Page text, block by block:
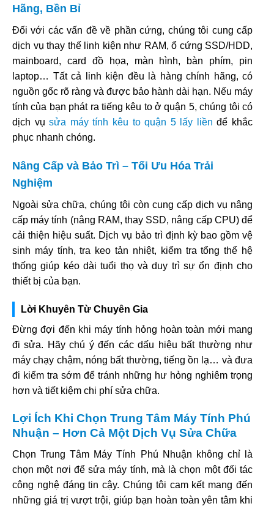
Hãng, Bền Bỉ
Đối với các vấn đề về phần cứng, chúng tôi cung cấp
dịch vụ thay thế linh kiện như RAM, ổ cứng SSD/HDD,
mainboard, card đồ họa, màn hình, bàn phím, pin
laptop… Tất cả linh kiện đều là hàng chính hãng, có
nguồn gốc rõ ràng và được bảo hành dài hạn. Nếu máy
tính của bạn phát ra tiếng kêu to ở quận 5, chúng tôi có
dịch vụsửa máy tính kêu to quận 5 lấy liền để khắc
phục nhanh chóng.
Nâng Cấp và Bảo Trì – Tối Ưu Hóa Trải
Nghiệm
Ngoài sửa chữa, chúng tôi còn cung cấp dịch vụ nâng
cấp máy tính (nâng RAM, thay SSD, nâng cấp CPU) để
cải thiện hiệu suất. Dịch vụ bảo trì định kỳ bao gồm vệ
sinh máy tính, tra keo tản nhiệt, kiểm tra tổng thể hệ
thống giúp kéo dài tuổi thọ và duy trì sự ổn định cho
thiết bị của bạn.
Lời Khuyên Từ Chuyên Gia
Đừng đợi đến khi máy tính hỏng hoàn toàn mới mang
đi sửa. Hãy chú ý đến các dấu hiệu bất thường như
máy chạy chậm, nóng bất thường, tiếng ồn lạ… và đưa
đi kiểm tra sớm để tránh những hư hỏng nghiêm trọng
hơn và tiết kiệm chi phí sửa chữa.
Lợi Ích Khi Chọn Trung Tâm Máy Tính Phú
Nhuận – Hơn Cả Một Dịch Vụ Sửa Chữa
Chọn Trung Tâm Máy Tính Phú Nhuận không chỉ là
chọn một nơi để sửa máy tính, mà là chọn một đối tác
công nghệ đáng tin cậy. Chúng tôi cam kết mang đến
những giá trị vượt trội, giúp bạn hoàn toàn yên tâm khi